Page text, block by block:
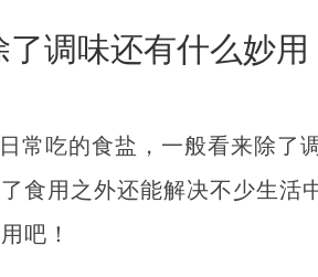
了调味还有什么妙
常吃的食盐，一般看来除了
食用之外还能解决不少生活
吧！